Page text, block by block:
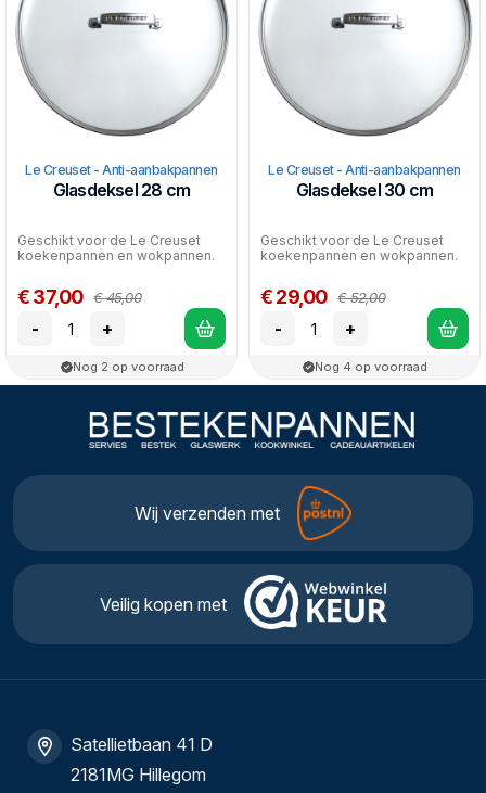
Le Creuset - Anti-aanbakpannen
Glasdeksel 28 cm
Geschikt voor de Le Creuset
koekenpannen en wokpannen.
€ 37,00 € 45,00
- +
Nog 2 op voorraad
Le Creuset - Anti-aanbakpannen
Glasdeksel 30 cm
Geschikt voor de Le Creuset
koekenpannen en wokpannen.
€ 29,00 € 52,00
- +
Nog 4 op voorraad
Wij verzenden met
Veilig kopen met
Satellietbaan 41 D
2181MG Hillegom